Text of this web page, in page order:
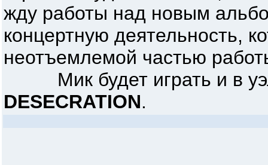
жду работы над новым
концертную деятельность,
неотъемлемой частью
Мик будет играть и в
DESECRATION.